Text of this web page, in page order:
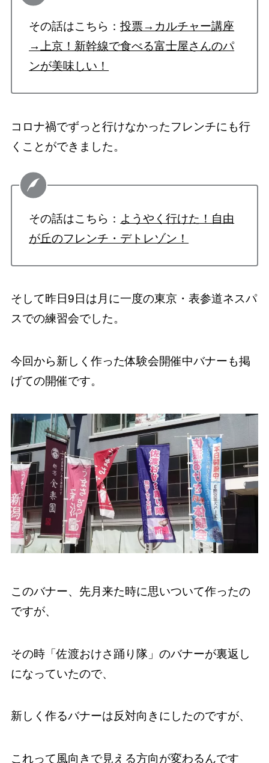
その話はこちら：投票→カルチャー講座
→上京！新幹線で食べる富士屋さんのパ
ンが美味しい！
コロナ禍でずっと行けなかったフレンチにも行
くことができました。
その話はこちら： ようやく行けた！自由
が丘のフレンチ・デトレゾン！
そして昨日9日は月に一度の東京・表参道ネスパ
スでの練習会でした。
今回から新しく作った体験会開催中バナーも掲
げての開催です。
このバナー、先月来た時に思いついて作ったの
ですが、
その時「佐渡おけさ踊り隊」のバナーが裏返し
になっていたので、
新しく作るバナーは反対向きにしたのですが、
これって風向きで見える方向が変わるんです